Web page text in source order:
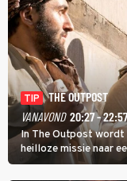
TIP
THE OUTPOST
VANAVOND 20:27 - 22:57
In The Outpost wordt
heilloze missie naar
overleeft daar een